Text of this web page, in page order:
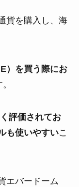
貨を購入し、海
）を買う際にお
評価されてお
も使いやすいこ
エバードーム